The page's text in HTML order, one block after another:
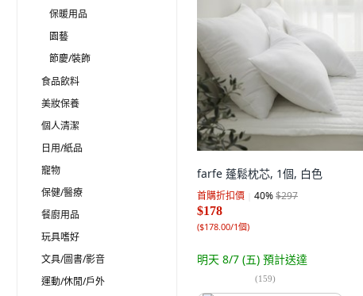
保暖用品
園藝
節慶/裝飾
食品飲料
美妝保養
個人清潔
日用/紙品
寵物
保健/醫療
餐廚用品
玩具嗜好
文具/圖書/影音
運動/休閒/戶外
farfe 蓬鬆枕芯, 1個, 白色
首購折扣價 40%$297
$178
($178.00/1個)
明天 8/7 (五) 預計送達
(159)